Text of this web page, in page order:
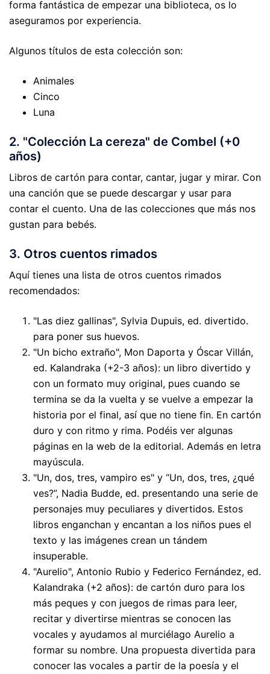
forma fantástica de empezar una biblioteca, os lo
aseguramos por experiencia.
Algunos títulos de esta colección son:
Animales
Cinco
Luna
2. "Colección La cereza" de Combel (+0
años)
Libros de cartón para contar, cantar, jugar y mirar. Con
una canción que se puede descargar y usar para
contar el cuento. Una de las colecciones que más nos
gustan para bebés.
3. Otros cuentos rimados
Aquí tienes una lista de otros cuentos rimados
recomendados:
"Las diez gallinas", Sylvia Dupuis, ed. divertido.
para poner sus huevos.
"Un bicho extraño", Mon Daporta y Óscar Villán,
ed. Kalandraka (+2-3 años): un libro divertido y
con un formato muy original, pues cuando se
termina se da la vuelta y se vuelve a empezar la
historia por el final, así que no tiene fin. En cartón
duro y con ritmo y rima. Podéis ver algunas
páginas en la web de la editorial. Además en letra
mayúscula.
"Un, dos, tres, vampiro es" y “Un, dos, tres, ¿qué
ves?”, Nadia Budde, ed. presentando una serie de
personajes muy peculiares y divertidos. Estos
libros enganchan y encantan a los niños pues el
texto y las imágenes crean un tándem
insuperable.
"Aurelio", Antonio Rubio y Federico Fernández, ed.
Kalandraka (+2 años): de cartón duro para los
más peques y con juegos de rimas para leer,
recitar y divertirse mientras se conocen las
vocales y ayudamos al murciélago Aurelio a
formar su nombre. Una propuesta divertida para
conocer las vocales a partir de la poesía y el